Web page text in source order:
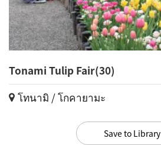
Tonami Tulip Fair(30)
โทนามิ / โกคายามะ
Save to Library